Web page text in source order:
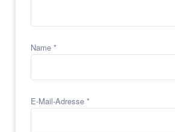
Name *
E-Mail-Adresse *